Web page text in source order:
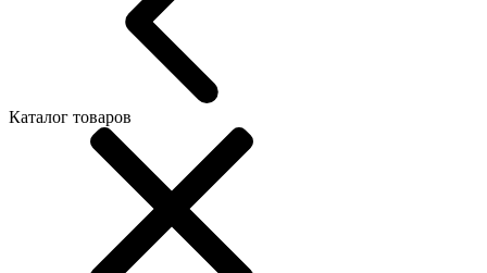
Каталог товаров